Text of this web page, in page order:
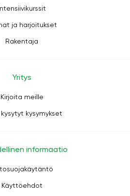
ja harjoitukset
Rakentaja
Yritys
Kirjoita meille
kysytyt kysymykset
informaatio
Käyttöehdot